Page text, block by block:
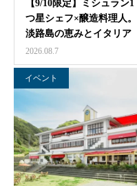
【9/10限定】ミシュラン1
つ星シェフ×醸造料理人。
淡路島の恵みとイタリア
料理の感性が交わ…
2026.08.7
イベント